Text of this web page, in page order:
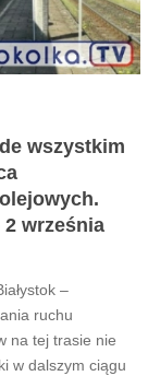
wszystkim
2 września
–
ruchu
na tej trasie nie
w dalszym ciągu